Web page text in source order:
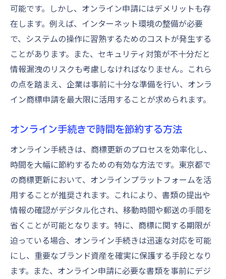
可能です。しかし、オンライン申請にはデメリットも存
在します。例えば、インターネット環境の整備が必要
で、システムの操作に習熟するためのコストが発生する
ことがあります。また、セキュリティ対策が不十分だと
情報漏洩のリスクも考慮しなければなりません。これら
の点を踏まえ、企業は事前に十分な準備を行い、オンラ
イン商標申請を最大限に活用することが求められます。
オンライン手続きで時間を節約する方法
オンライン手続きは、商標更新のプロセスを効率化し、
時間を大幅に節約するための有効な方法です。東京都で
の商標更新において、オンラインプラットフォームを活
用することが推奨されます。これにより、書類の提出や
情報の確認がデジタル化され、移動時間や郵送の手間を
省くことが可能となります。特に、商標に関する期限が
迫っている場合、オンライン手続きは迅速な対応を可能
にし、重要なブランド資産を確実に保護する手段となり
ます。また、オンライン申請に必要な書類を事前にデジ